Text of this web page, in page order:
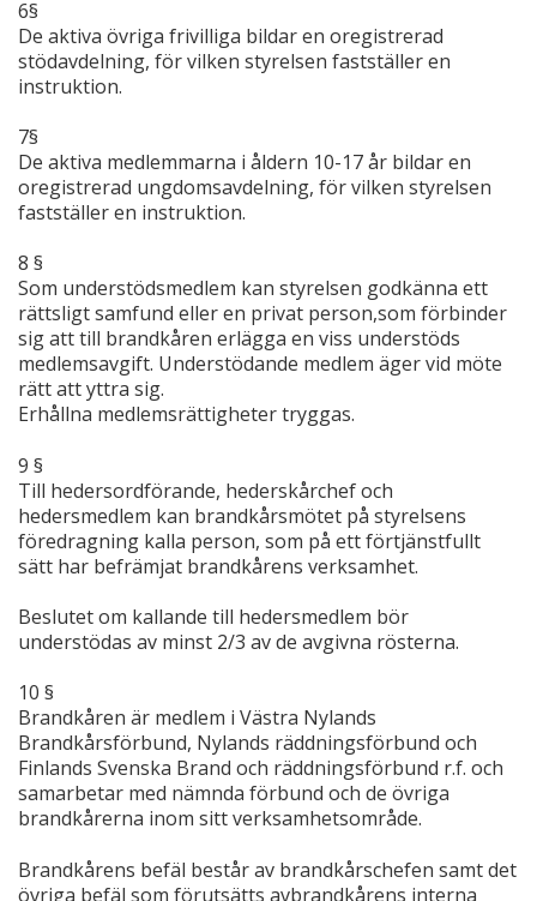
6§
De aktiva övriga frivilliga bildar en oregistrerad
stödavdelning, för vilken styrelsen fastställer en
instruktion.
7§
De aktiva medlemmarna i åldern 10-17 år bildar en
oregistrerad ungdomsavdelning, för vilken styrelsen
fastställer en instruktion.
8 §
Som understödsmedlem kan styrelsen godkänna ett
rättsligt samfund eller en privat person,som förbinder
sig att till brandkåren erlägga en viss understöds
medlemsavgift. Understödande medlem äger vid möte
rätt att yttra sig.
Erhållna medlemsrättigheter tryggas.
9 §
Till hedersordförande, hederskårchef och
hedersmedlem kan brandkårsmötet på styrelsens
föredragning kalla person, som på ett förtjänstfullt
sätt har befrämjat brandkårens verksamhet.
Beslutet om kallande till hedersmedlem bör
understödas av minst 2/3 av de avgivna rösterna.
10 §
Brandkåren är medlem i Västra Nylands
Brandkårsförbund, Nylands räddningsförbund och
Finlands Svenska Brand och räddningsförbund r.f. och
samarbetar med nämnda förbund och de övriga
brandkårerna inom sitt verksamhetsområde.
Brandkårens befäl består av brandkårschefen samt det
övriga befäl som förutsätts avbrandkårens interna